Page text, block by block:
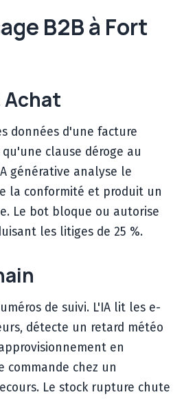
B2B à Fort
Achat
données d'une facture
clause déroge au
générative analyse le
la conformité et produit un
Le bot bloque ou autorise
les litiges de 25 %.
de suivi. L'IA lit les e-
détecte un retard météo
en
commande chez un
Le stock rupture chute